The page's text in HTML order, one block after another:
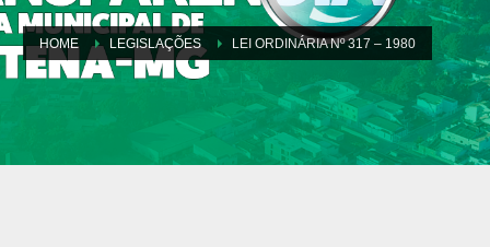
HOME LEGISLAÇÕES LEI ORDINÁRIA Nº 317 – 1980